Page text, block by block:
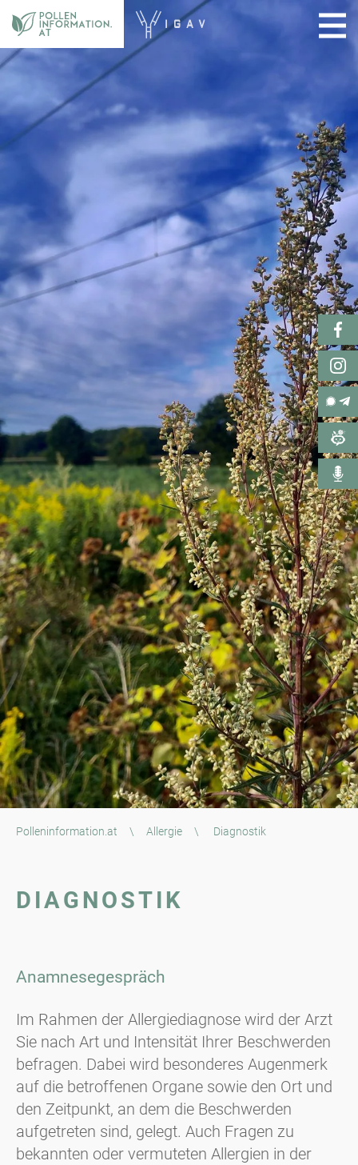
Polleninformation.at \ Allergie \ Diagnostik
DIAGNOSTIK
Anamnesegespräch
Im Rahmen der Allergiediagnose wird der Arzt
Sie nach Art und Intensität Ihrer Beschwerden
befragen. Dabei wird besonderes Augenmerk
auf die betroffenen Organe sowie den Ort und
den Zeitpunkt, an dem die Beschwerden
aufgetreten sind, gelegt. Auch Fragen zu
bekannten oder vermuteten Allergien in der